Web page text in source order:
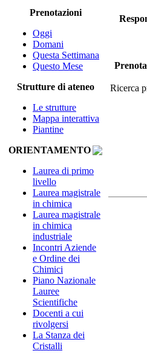
Prenotazioni
Oggi
Domani
Questa Settimana
Questo Mese
Strutture di ateneo
Le strutture
Mappa interattiva
Piantine
ORIENTAMENTO
Laurea di primo
livello
Laurea magistrale
in chimica
Laurea magistrale
in chimica
industriale
Incontri Aziende
e Ordine dei
Chimici
Piano Nazionale
Lauree
Scientifiche
Docenti a cui
rivolgersi
La Stanza dei
Cristalli
Ricerca